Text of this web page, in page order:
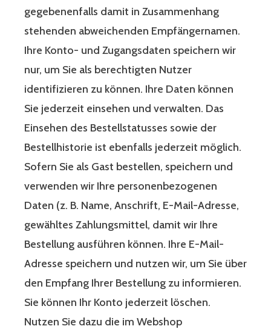
gegebenenfalls damit in Zusammenhang
stehenden abweichenden Empfängernamen.
Ihre Konto- und Zugangsdaten speichern wir
nur, um Sie als berechtigten Nutzer
identifizieren zu können. Ihre Daten können
Sie jederzeit einsehen und verwalten. Das
Einsehen des Bestellstatusses sowie der
Bestellhistorie ist ebenfalls jederzeit möglich.
Sofern Sie als Gast bestellen, speichern und
verwenden wir Ihre personenbezogenen
Daten (z. B. Name, Anschrift, E-Mail-Adresse,
gewähltes Zahlungsmittel, damit wir Ihre
Bestellung ausführen können. Ihre E-Mail-
Adresse speichern und nutzen wir, um Sie über
den Empfang Ihrer Bestellung zu informieren.
Sie können Ihr Konto jederzeit löschen.
Nutzen Sie dazu die im Webshop